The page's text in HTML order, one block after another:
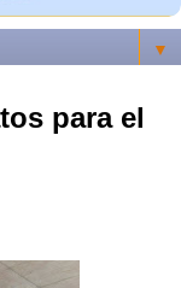
▼
para el